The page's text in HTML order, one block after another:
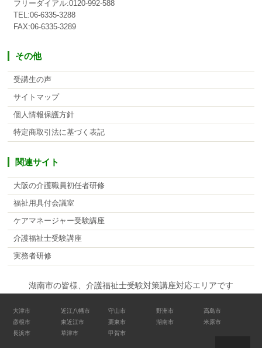
フリーダイアル:0120-992-588
TEL:06-6335-3288
FAX:06-6335-3289
その他
受講生の声
サイトマップ
個人情報保護方針
特定商取引法に基づく表記
関連サイト
大阪の介護職員初任者研修
福祉用具付会議室
ケアマネージャー受験講座
介護福祉士受験講座
実務者研修
湖南市の皆様、介護福祉士受験対策講座対応エリアです
大津市
彦根市
長浜市
近江八幡市
東近江市
草津市
守山市
栗東市
甲賀市
野洲市
湖南市
高島市
米原市